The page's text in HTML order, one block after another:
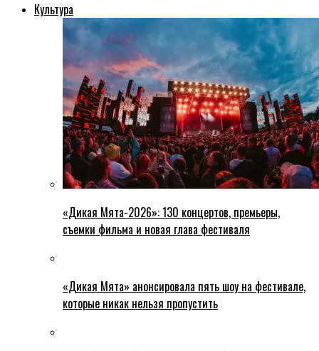
Культура
«Дикая Мята-2026»: 130 концертов, премьеры,
съемки фильма и новая глава фестиваля
«Дикая Мята» анонсировала пять шоу на фестивале,
которые никак нельзя пропустить